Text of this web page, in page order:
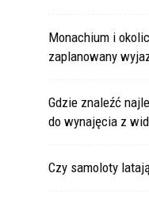
Monachium i
zaplanowany
Gdzie znaleźć
do wynajęcia z
Czy samoloty